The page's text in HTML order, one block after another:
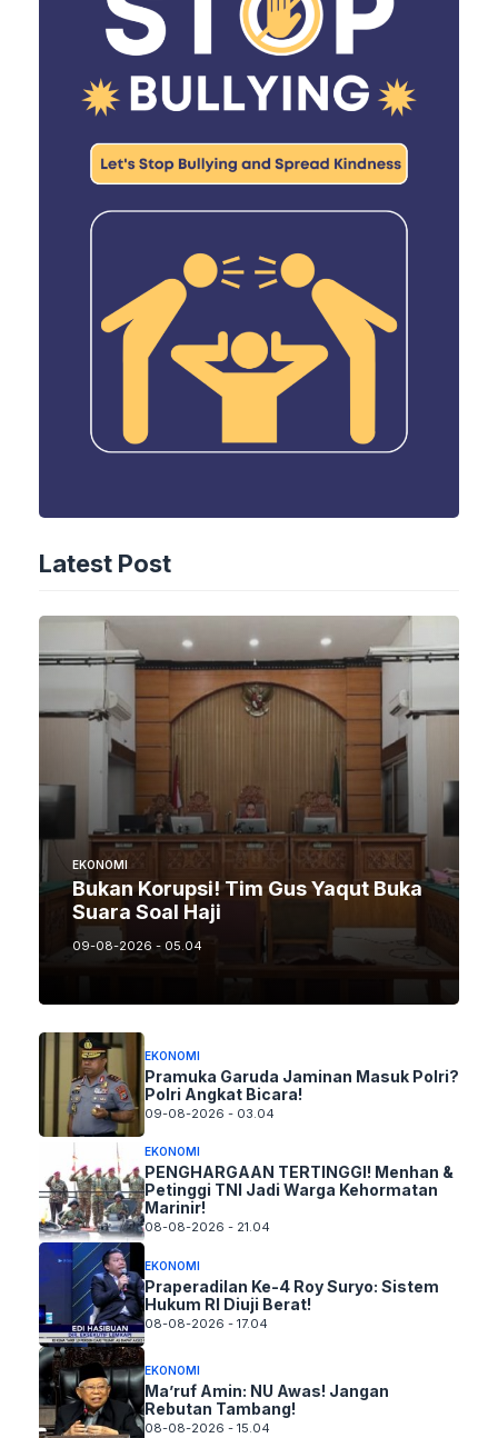
Latest Post
EKONOMI
Bukan Korupsi! Tim Gus Yaqut Buka
Suara Soal Haji
09-08-2026 - 05.04
EKONOMI
Pramuka Garuda Jaminan Masuk Polri?
Polri Angkat Bicara!
09-08-2026 - 03.04
EKONOMI
PENGHARGAAN TERTINGGI! Menhan &
Petinggi TNI Jadi Warga Kehormatan
Marinir!
08-08-2026 - 21.04
EKONOMI
Praperadilan Ke-4 Roy Suryo: Sistem
Hukum RI Diuji Berat!
08-08-2026 - 17.04
EKONOMI
Ma’ruf Amin: NU Awas! Jangan
Rebutan Tambang!
08-08-2026 - 15.04